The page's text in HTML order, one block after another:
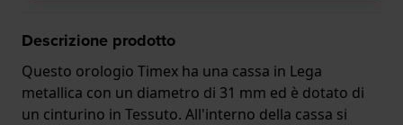
Descrizione prodotto
Questo orologio Timex ha una cassa in Lega
metallica con un diametro di 31 mm ed è dotato di
un cinturino in Tessuto. All'interno della cassa si